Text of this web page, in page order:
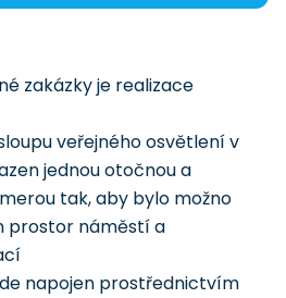
zakázky je realizace
veřejného osvětlení v
jednou otočnou a
tak, aby bylo možno
prostor náměstí a
napojen prostřednictvím